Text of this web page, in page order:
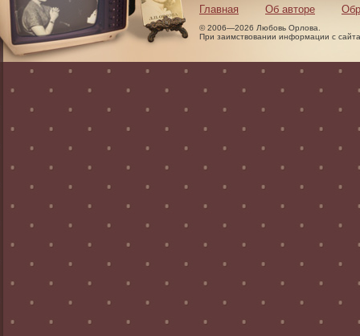
Главная Об авторе
© 2006—2026 Любовь Орлова.
При заимствовании информации с